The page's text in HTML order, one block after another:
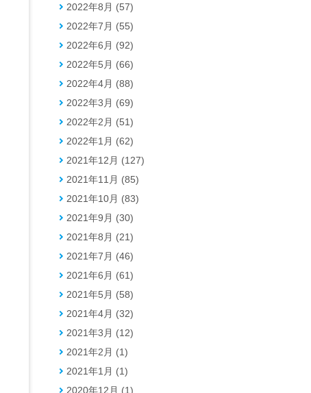
2022年8月 (57)
2022年7月 (55)
2022年6月 (92)
2022年5月 (66)
2022年4月 (88)
2022年3月 (69)
2022年2月 (51)
2022年1月 (62)
2021年12月 (127)
2021年11月 (85)
2021年10月 (83)
2021年9月 (30)
2021年8月 (21)
2021年7月 (46)
2021年6月 (61)
2021年5月 (58)
2021年4月 (32)
2021年3月 (12)
2021年2月 (1)
2021年1月 (1)
2020年12月 (1)